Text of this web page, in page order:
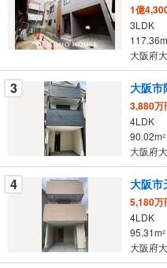
ペ
ー
に
保
1億
3LDK
117.36m
大阪府
3 大阪市
3,880万
4LDK
90.02m2
大阪府
4 大阪市
5,180万
4LDK
95.31m2
大阪府